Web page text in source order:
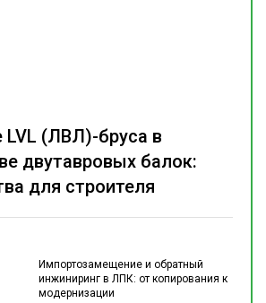
Импортозамещение и обратный
инжиниринг в ЛПК: от копирования к
модернизации
LVL (ЛВЛ)-бруса в
двутавровых балок:
для строителя